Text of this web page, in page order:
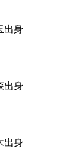
出身
出身
出身